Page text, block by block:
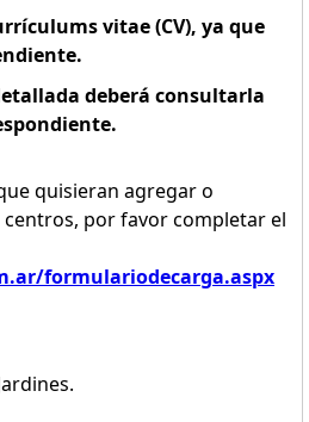
vitae (CV), ya que
deberá consultarla
quisieran agregar o
por favor completar el
formulariodecarga.aspx